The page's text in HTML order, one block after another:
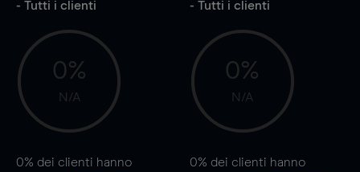
- Tutti i clienti
0%
N/A
0% dei clienti hanno
- Tutti i clienti
0%
N/A
0% dei clienti hanno